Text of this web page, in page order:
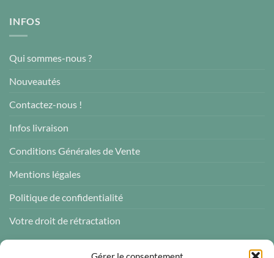
INFOS
Qui sommes-nous ?
Nouveautés
Contactez-nous !
Infos livraison
Conditions Générales de Vente
Mentions légales
Politique de confidentialité
Votre droit de rétractation